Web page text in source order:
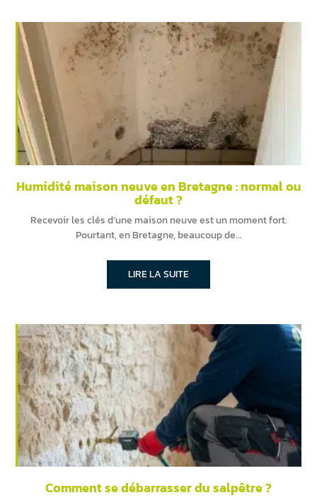
Humidité maison neuve en Bretagne : normal ou
défaut ?
Recevoir les clés d’une maison neuve est un moment fort.
Pourtant, en Bretagne, beaucoup de
LIRE LA SUITE
Comment se débarrasser du salpêtre ?